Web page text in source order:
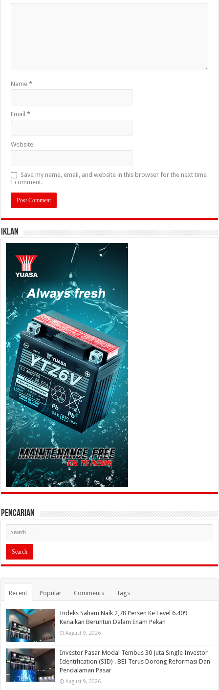
Name*
Email*
Website
Save my name, email, and website in this browser for the next time
I comment.
IKLAN
PENCARIAN
Recent Popular Comments Tags
Indeks Saham Naik 2,78 Persen Ke Level 6.409
Kenaikan Beruntun Dalam Enam Pekan
August 9, 2026
Investor Pasar Modal Tembus 30 Juta Single Investor
Identification (SID) . BEI Terus Dorong Reformasi Dan
Pendalaman Pasar
August 9, 2026